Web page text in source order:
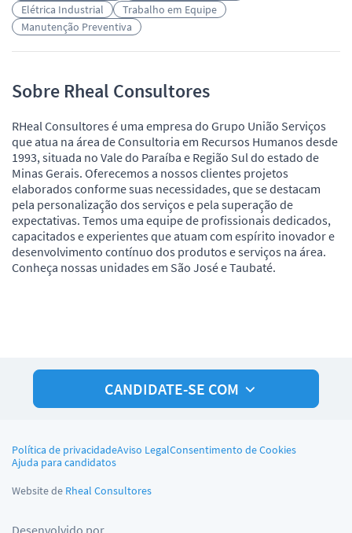
Elétrica Industrial
Trabalho em Equipe
Manutenção Preventiva
Sobre Rheal Consultores
RHeal Consultores é uma empresa do Grupo União Serviços
que atua na área de Consultoria em Recursos Humanos desde
1993, situada no Vale do Paraíba e Região Sul do estado de
Minas Gerais. Oferecemos a nossos clientes projetos
elaborados conforme suas necessidades, que se destacam
pela personalização dos serviços e pela superação de
expectativas. Temos uma equipe de profissionais dedicados,
capacitados e experientes que atuam com espírito inovador e
desenvolvimento contínuo dos produtos e serviços na área.
Conheça nossas unidades em São José e Taubaté.
CANDIDATE-SE COM
Política de privacidadeAviso LegalConsentimento de Cookies
Ajuda para candidatos
Website de Rheal Consultores
Desenvolvido por